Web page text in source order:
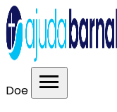
Doe menu